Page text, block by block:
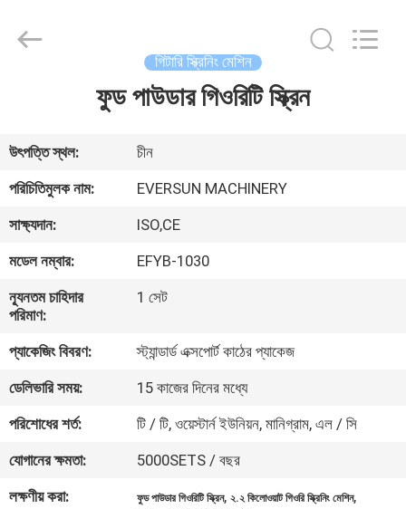
পণ্য
VR
আমাদের
কারখানা
ভ্রমণ
মান
গিটারি স্ক্রিনিং মেশিন
ফুড পাউডার গিওরিটি স্ক্রিন
উৎপত্তি স্থল:
চীন
পরিচিতিমুলক নাম:
EVERSUN MACHINERY
সাক্ষ্যদান:
ISO,CE
মডেল নম্বার:
EFYB-1030
ন্যূনতম চাহিদার
পরিমাণ:
1 সেট
প্যাকেজিং বিবরণ:
স্ট্যান্ডার্ড এক্সপোর্ট কাঠের প্যাকেজ
ডেলিভারি সময়:
15 কাজের দিনের মধ্যে
পরিশোধের শর্ত:
টি / টি, ওয়েস্টার্ন ইউনিয়ন, মানিগ্রাম, এল / সি
যোগানের ক্ষমতা:
5000SETS / বছর
লক্ষণীয় করা:
ফুড পাউডার গিওরিটি স্ক্রিন,২.২ কিলোওয়াট গিওরি স্ক্রিনিং মেশিন,